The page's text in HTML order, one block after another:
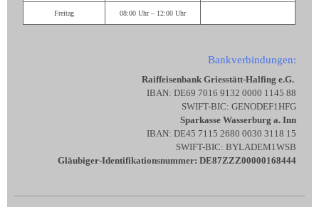
Freitag 08:00 Uhr – 12:00 Uhr
Bankverbindungen:
Raiffeisenbank Griesstätt-Halfing e.G.
IBAN: DE69 7016 9132 0000 1145 88
SWIFT-BIC: GENODEF1HFG
Sparkasse Wasserburg a. Inn
IBAN: DE45 7115 2680 0030 3118 15
SWIFT-BIC: BYLADEM1WSB
Gläubiger-Identifikationsnummer: DE87ZZZ00000168444